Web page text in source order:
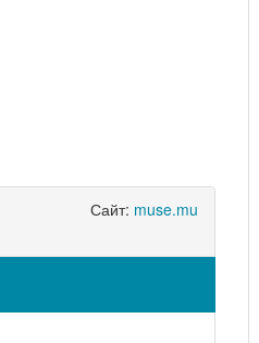
Сайт: muse.mu